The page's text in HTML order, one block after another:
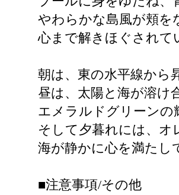
やわらかな島風が頬を
心まで解きほぐされて
朝は、東の水平線から
昼は、太陽と海が溶け
エメラルドグリーンの
そして夕暮れには、オ
海が静かに心を満たし
■注意事項/その他